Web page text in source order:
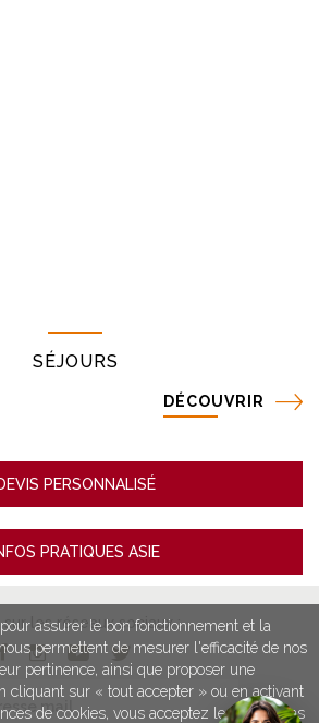
SÉJOURS
DÉCOUVRIR
PERSONNALISÉ
PRATIQUES ASIE
sur les réseaux sociaux :
assurer le bon fonctionnement et la
permettent de mesurer l'efficacité de nos
pertinence, ainsi que proposer une
cliquant sur « tout accepter » ou en activant
de cookies, vous acceptez les conditions